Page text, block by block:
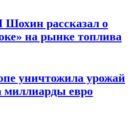
рассказал о
на рынке топлива
уничтожила урожай
миллиарды евро